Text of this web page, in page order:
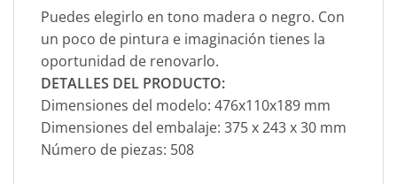
Puedes elegirlo en tono madera o negro. Con
un poco de pintura e imaginación tienes la
oportunidad de renovarlo.
DETALLES DEL PRODUCTO:
Dimensiones del modelo: 476х110х189 mm
Dimensiones del embalaje: 375 x 243 x 30 mm
Número de piezas: 508